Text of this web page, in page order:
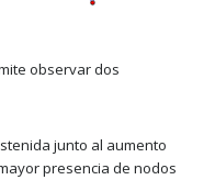
observar dos
junto al aumento
presencia de nodos